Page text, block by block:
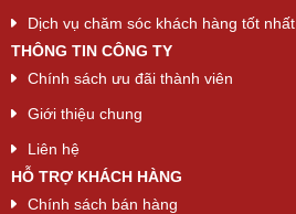
Dịch vụ chăm sóc khách hàng tốt nhất.
THÔNG TIN CÔNG TY
Chính sách ưu đãi thành viên
Giới thiệu chung
Liên hệ
HỖ TRỢ KHÁCH HÀNG
Chính sách bán hàng